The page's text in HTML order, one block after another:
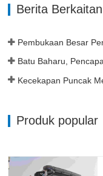
Berita Berkaitan
Produk popular